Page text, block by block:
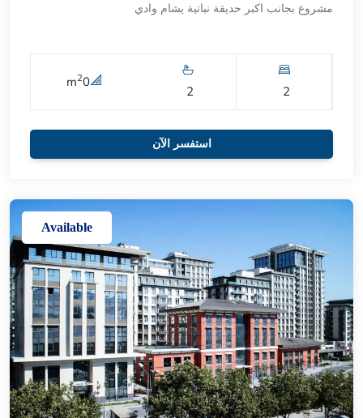
مشروع بجانب اكبر حديقة نباتية يشام وادي
2
2
0
m2
استفسر الآن
Available